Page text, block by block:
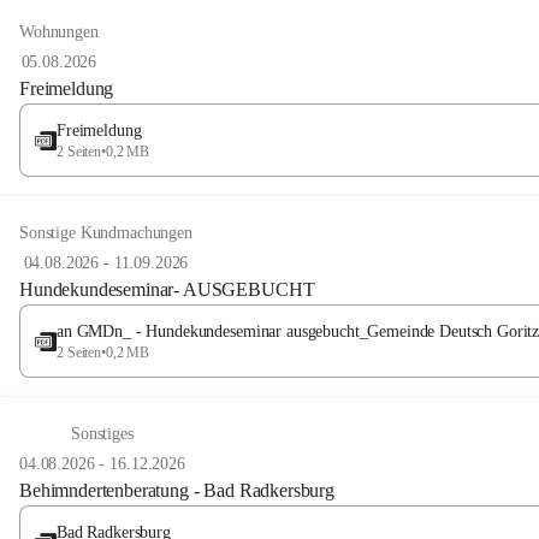
Wohnungen
05.08.2026
Freimeldung
Freimeldung
2 Seiten•0,2 MB
Sonstige Kundmachungen
04.08.2026 - 11.09.2026
Hundekundeseminar- AUSGEBUCHT
an GMDn_ - Hundekundeseminar ausgebucht_Gemeinde Deutsch Goritz
2 Seiten•0,2 MB
Sonstiges
04.08.2026- 16.12.2026
Behimndertenberatung - Bad Radkersburg
Bad Radkersburg